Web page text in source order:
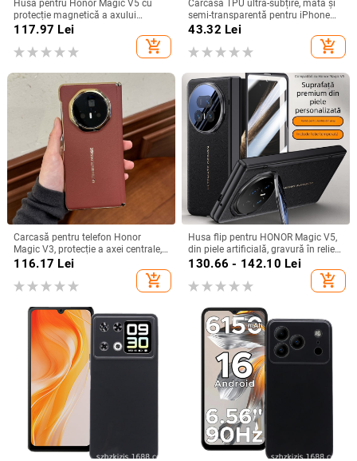
Husă pentru Honor Magic V5 cu
protecție magnetică a axului
central, acoperire completă a
electroplacare, protecție anti-cădere
117.97 Lei
add_shopping_cart
Carcasă TPU ultra-subțire, mată și
semi-transparentă pentru iPhone
11/12/14/15/16/17 Pro Max,
protecție împotriva căderilor, anti-
amprente
43.32 Lei
add_shopping_cart
Carcasă pentru telefon Honor
Magic V3, protecție a axei centrale,
noul model Magic V5, husă ușoară
electroplacare, anti-cădere
116.17 Lei
add_shopping_cart
Husa flip pentru HONOR Magic V5,
din piele artificială, gravură în relief,
stil Ins, anti-cadere
130.66 - 142.10 Lei
add_shopping_cart